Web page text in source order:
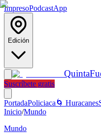
ImpresoPodcastApp
Edición
Quinta
Suscríbete gratis
PortadaPoliciaca 🌀 Huracanes
Inicio/Mundo
Mundo